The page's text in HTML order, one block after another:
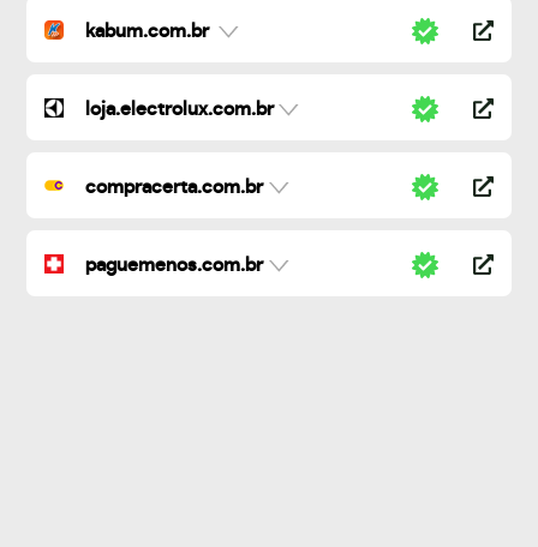
kabum.com.br
loja.electrolux.com.br
compracerta.com.br
paguemenos.com.br